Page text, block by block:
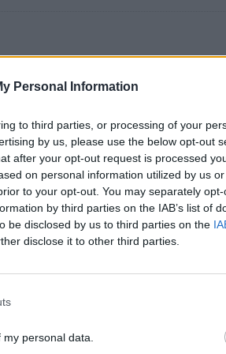
Personal Information
to third parties, or processing of your
by us, please use the below opt-out
after your opt-out request is processed
on personal information utilized by us
to your opt-out. You may separately
by third parties on the IAB’s list of
be disclosed by us to third parties on the
disclose it to other third parties.
personal data.
o visitados de esta